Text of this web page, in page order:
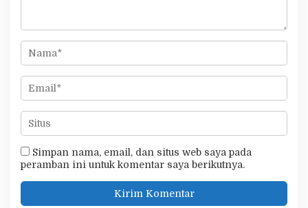
Simpan nama, email, dan situs web saya pada
peramban ini untuk komentar saya berikutnya.